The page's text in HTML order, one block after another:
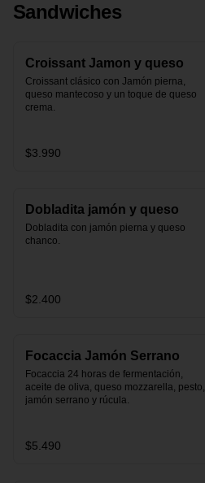
Sandwiches
Croissant Jamon y queso
Croissant clásico con Jamón pierna,
queso mantecoso y un toque de queso
crema.
$3.990
Dobladita jamón y queso
Dobladita con jamón pierna y queso
chanco.
$2.400
Focaccia Jamón Serrano
Focaccia 24 horas de fermentación,
aceite de oliva, queso mozzarella, pesto,
jamón serrano y rúcula.
$5.490